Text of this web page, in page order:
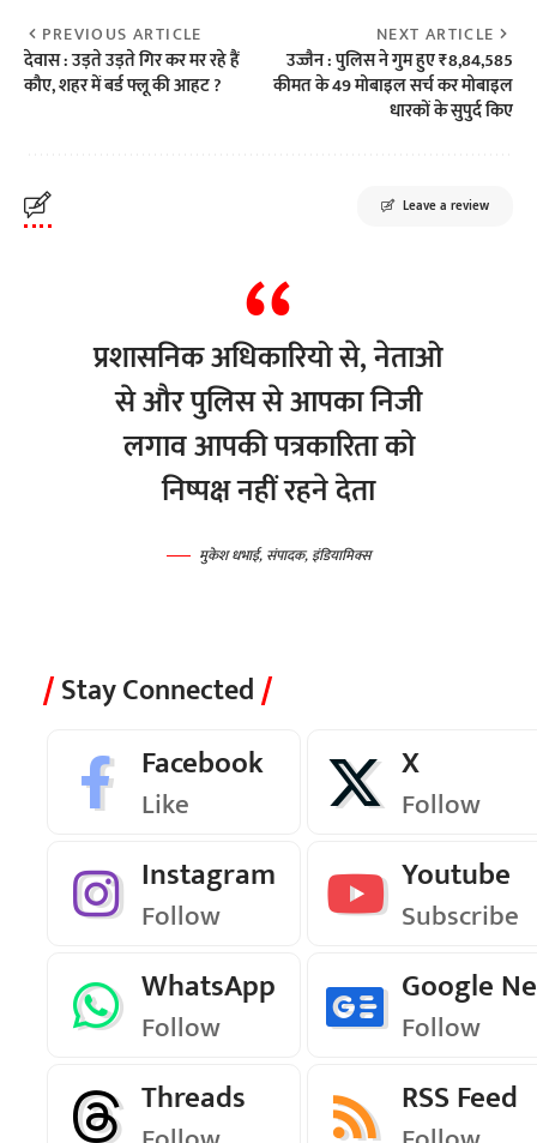
PREVIOUS ARTICLE
देवास : उड़ते उड़ते गिर कर मर रहे हैं
कौए, शहर में बर्ड फ्लू की आहट ?
NEXT ARTICLE
उज्जैन : पुलिस ने गुम हुए ₹8,84,585
कीमत के 49 मोबाइल सर्च कर मोबाइल
धारकों के सुपुर्द किए
Leave a review
प्रशासनिक अधिकारियो से, नेताओ
से और पुलिस से आपका निजी
लगाव आपकी पत्रकारिता को
निष्पक्ष नहीं रहने देता
मुकेश धभाई, संपादक, इंडियामिक्स
Stay Connected
Facebook
Like
X
Follow
Instagram
Follow
Youtube
Subscribe
WhatsApp
Follow
Google
Follow
Threads RSS Feed